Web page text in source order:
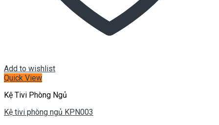
Add to wishlist
Quick View
Kệ Tivi Phòng Ngủ
Kệ tivi phòng ngủ KPN003